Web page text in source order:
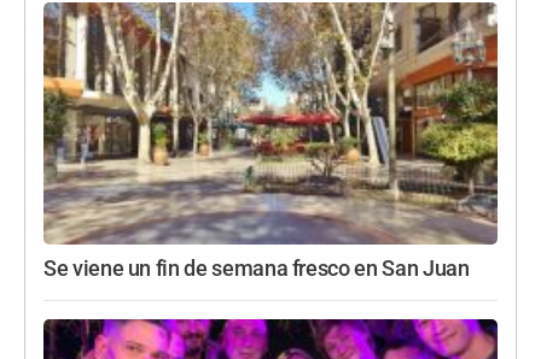
Se viene un fin de semana fresco en San Juan